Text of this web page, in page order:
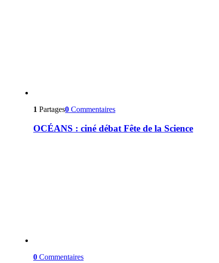
1 Partages0 Commentaires
OCÉANS : ciné débat Fête de la Science
0 Commentaires